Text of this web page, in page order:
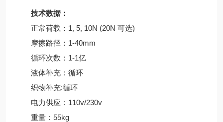
技术数据：
正常荷载：1, 5, 10N (20N 可选)
摩擦路径：1-40mm
循环次数：1-1亿
液体补充：循环
织物补充:循环
电力供应：110v/230v
重量：55kg